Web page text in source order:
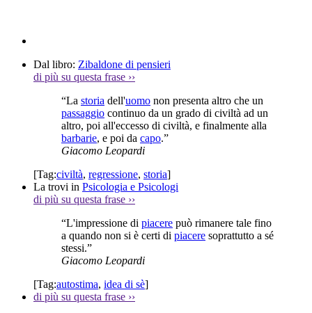
Dal libro: Zibaldone di pensieri
di più su questa frase ››
“La storia dell'uomo non presenta altro che un
passaggio continuo da un grado di civiltà ad un
altro, poi all'eccesso di civiltà, e finalmente alla
barbarie, e poi da capo.”
Giacomo Leopardi
[Tag:civiltà, regressione, storia]
La trovi in Psicologia e Psicologi
di più su questa frase ››
“L'impressione di piacere può rimanere tale fino
a quando non si è certi di piacere soprattutto a sé
stessi.”
Giacomo Leopardi
[Tag:autostima, idea di sè]
di più su questa frase ››